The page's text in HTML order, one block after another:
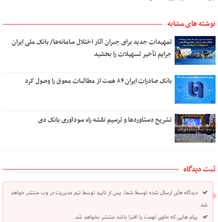
نوشته های مشابه
تمهیدات جدید برای جبران آثار اختلال سامانه‌ها/ بانک ملی ایران
جرایم تأخیر تسهیلات را بخشید
بانک صادرات ایران ۸۴ همت از مطالبات معوق را وصول کرد
تشریح دستاوردها و ترسیم نقشه راه سودآوری بانک دی
ثبت دیدگاه
دیدگاه های ارسال شده توسط شما، پس از تایید توسط تیم مدیریت در وب منتشر خواهد
شد.
پیام هایی که حاوی تهمت یا افترا باشد منتشر نخواهد شد.